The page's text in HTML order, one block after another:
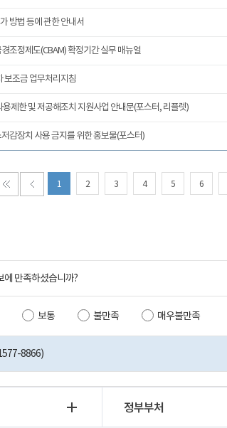
방법 등에 관한 안내서
조정제도(CBAM) 확정기간 실무 매뉴얼
보조금 업무처리지침
제한 및 저공해조치 지원사업 안내문(포스터, 리플렛)
감장치 사용 금지를 위한 홍보물(포스터)
1 2 3 4 5 6
에 만족하셨습니까?
보통 불만족 매우불만족
8866)
정부부처